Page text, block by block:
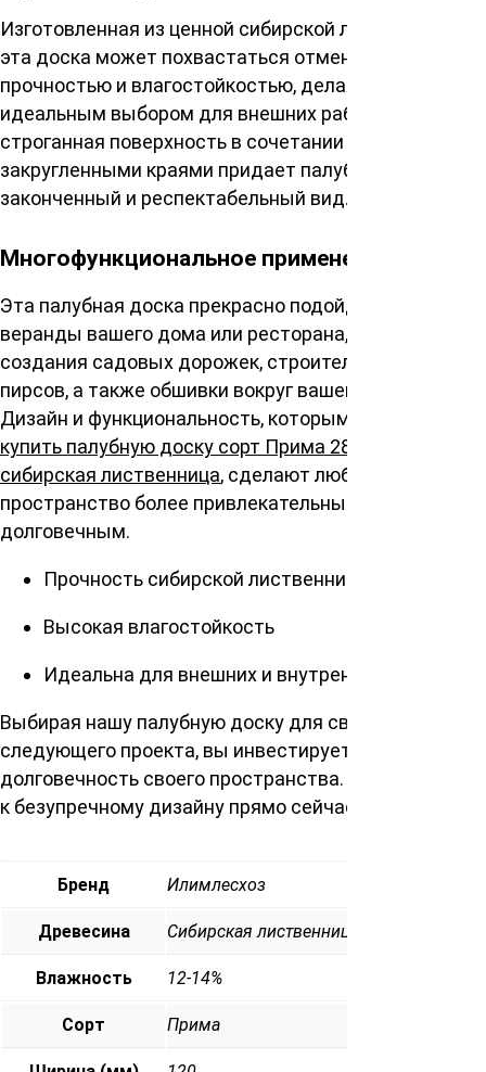
Изготовленная из ценной сибирской лиственницы,
эта доска может похвастаться отменной
прочностью и влагостойкостью, делая её
идеальным выбором для внешних работ. Гладкая
строганная поверхность в сочетании с
закругленными краями придает палубе
законченный и респектабельный вид.
Многофункциональное применение
Эта палубная доска прекрасно подойдет как для
веранды вашего дома или ресторана, так и для
создания садовых дорожек, строительства мостов,
пирсов, а также обшивки вокруг вашего бассейна.
Дизайн и функциональность, которыми обладает
купить палубную доску сорт Прима 28х120х2000мм,
сибирская лиственница, сделают любое
пространство более привлекательным и
долговечным.
Прочность сибирской лиственницы
Высокая влагостойкость
Идеальна для внешних и внутренних работ
Выбирая нашу палубную доску для своего
следующего проекта, вы инвестируете в красоту и
долговечность своего пространства. Сделайте шаг
к безупречному дизайну прямо сейчас!
Бренд Илимлесхоз
Древесина Сибирская лиственница
Влажность 12-14%
Сорт Прима